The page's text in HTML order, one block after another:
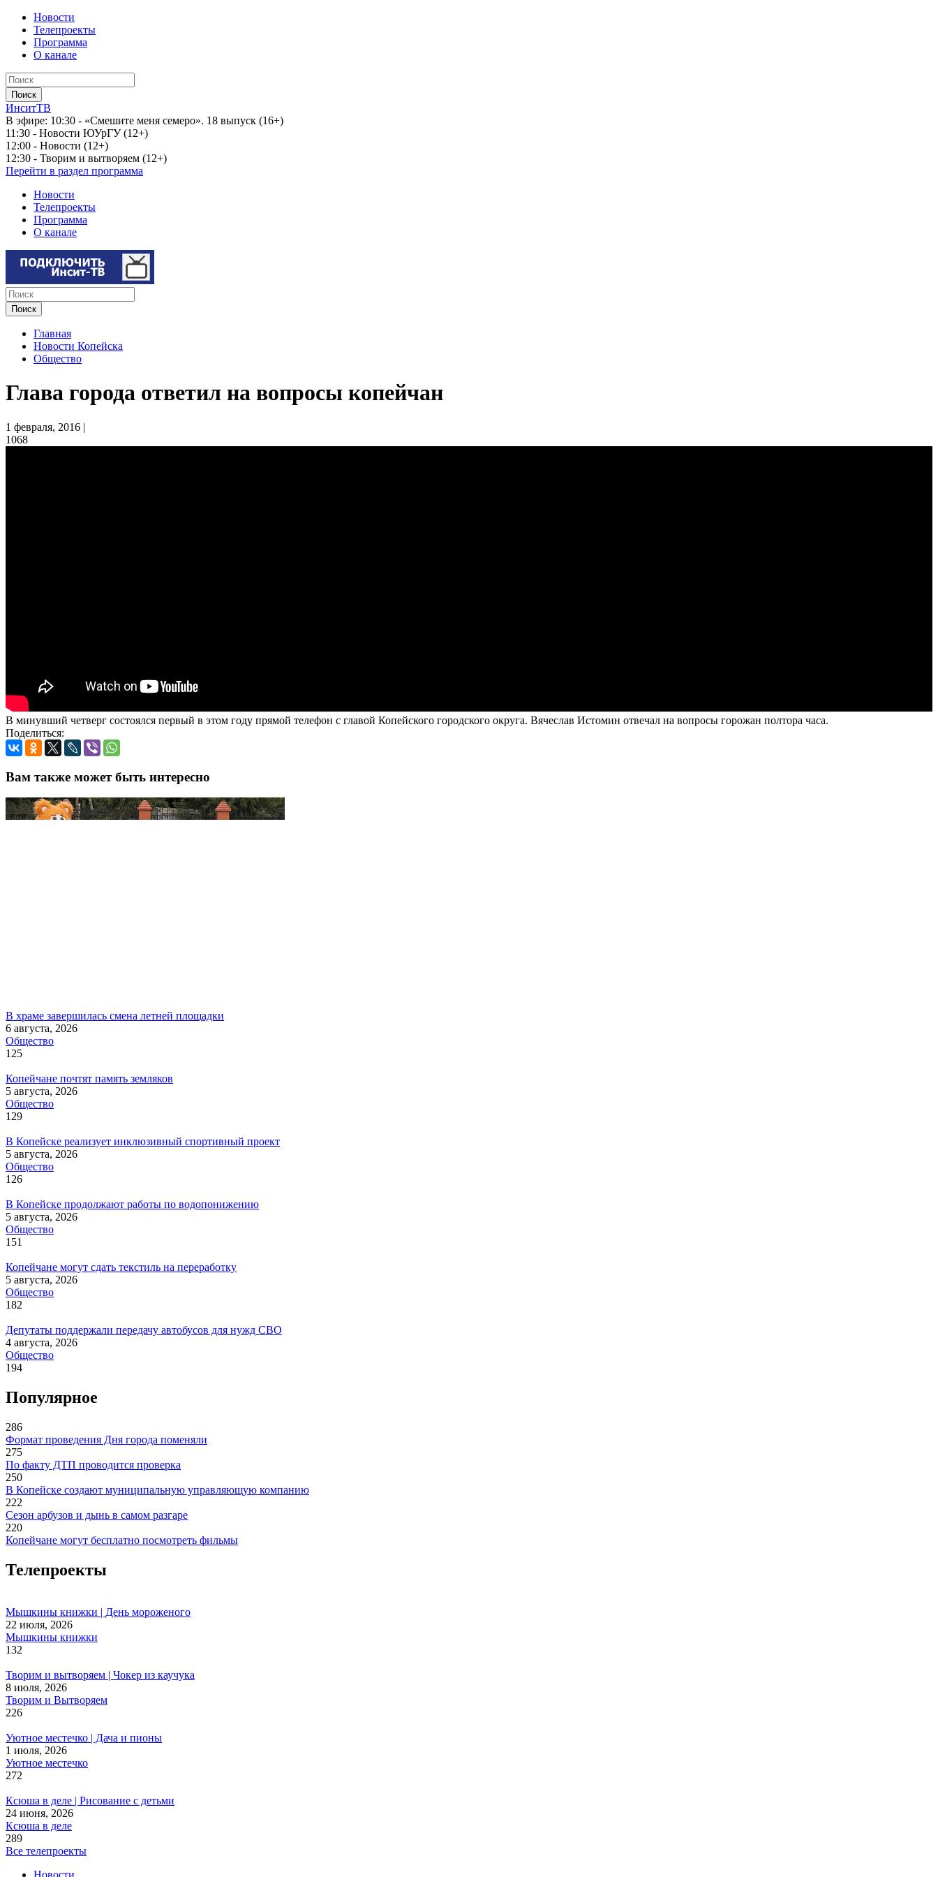
Новости
Телепроекты
Программа
О канале
ИнситТВ
В эфире: 10:30 - «Смешите меня семеро». 18 выпуск (16+)
11:30 - Новости ЮУрГУ (12+)
12:00 - Новости (12+)
12:30 - Творим и вытворяем (12+)
Перейти в раздел программа
Новости
Телепроекты
Программа
О канале
Главная
Новости Копейска
Общество
Глава города ответил на вопросы копейчан
1 февраля, 2016 |
1068
В минувший четверг состоялся первый в этом году прямой телефон с главой Копейского городского округа. Вячеслав Истомин отвечал на вопросы горожан полтора часа.
Поделиться:
Вам также может быть интересно
В храме завершилась смена летней площадки
6 августа, 2026
Общество
125
Копейчане почтят память земляков
5 августа, 2026
Общество
129
В Копейске реализует инклюзивный спортивный проект
5 августа, 2026
Общество
126
В Копейске продолжают работы по водопонижению
5 августа, 2026
Общество
151
Копейчане могут сдать текстиль на переработку
5 августа, 2026
Общество
182
Депутаты поддержали передачу автобусов для нужд СВО
4 августа, 2026
Общество
194
Популярное
286
Формат проведения Дня города поменяли
275
По факту ДТП проводится проверка
250
В Копейске создают муниципальную управляющую компанию
222
Сезон арбузов и дынь в самом разгаре
220
Копейчане могут бесплатно посмотреть фильмы
Телепроекты
Мышкины книжки | День мороженого
22 июля, 2026
Мышкины книжки
132
Творим и вытворяем | Чокер из каучука
8 июля, 2026
Творим и Вытворяем
226
Уютное местечко | Дача и пионы
1 июля, 2026
Уютное местечко
272
Ксюша в деле | Рисование с детьми
24 июня, 2026
Ксюша в деле
289
Все телепроекты
Новости